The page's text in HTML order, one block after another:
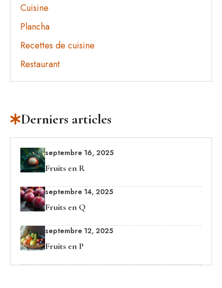
Cuisine
Plancha
Recettes de cuisine
Restaurant
Derniers articles
septembre 16, 2025
Fruits en R
septembre 14, 2025
Fruits en Q
septembre 12, 2025
Fruits en P